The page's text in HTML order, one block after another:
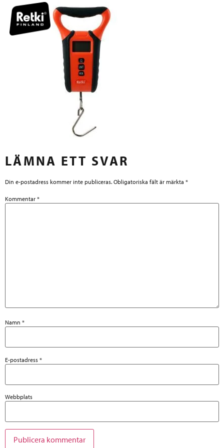
LÄMNA ETT SVAR
Din e-postadress kommer inte publiceras. Obligatoriska fält är märkta *
Kommentar *
Namn *
E-postadress *
Webbplats